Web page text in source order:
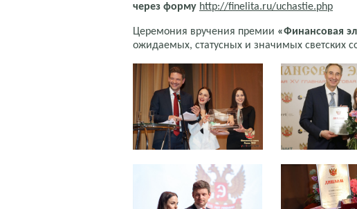
через форму http://finelita.ru/uchastie.php
Церемония вручения премии «Финансовая
ожидаемых, статусных и значимых светских